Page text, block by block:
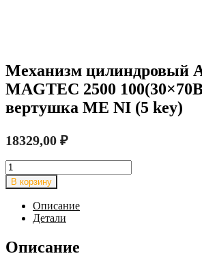
Механизм цилиндровый
MAGTEC 2500
вертушка ME NI (5 key)
18329,00 ₽
Количество
товара
Механизм
цилиндровый
ABUS
MAGTEC
2500
100(30x70В)
В корзину
Описание
Детали
Описание